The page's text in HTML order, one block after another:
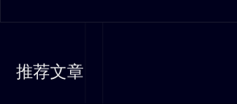
推荐文章